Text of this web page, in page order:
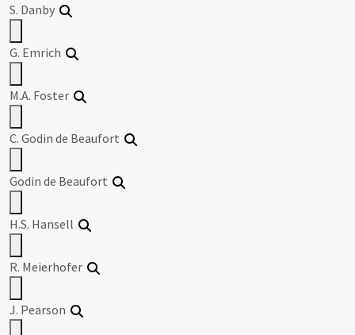
S. Danby
G. Emrich
M.A. Foster
C. Godin de Beaufort
Godin de Beaufort
H.S. Hansell
R. Meierhofer
J. Pearson